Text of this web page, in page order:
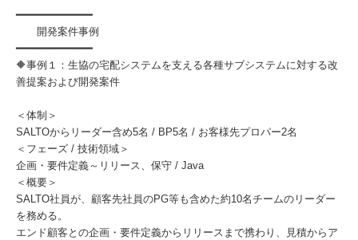
━━━━━━━━━━━━
開発案件事例
━━━━━━━━━━━━
🔶事例１：生協の宅配システムを支える各種サブシステムに対する改
善提案および開発案件
＜体制＞
SALTOからリーダー含め5名 / BP5名 / お客様先プロパー2名
＜フェーズ / 技術領域＞
企画・要件定義～リリース、保守 / Java
＜概要＞
SALTO社員が、顧客先社員のPG等も含めた約10名チームのリーダー
を務める。
エンド顧客との企画・要件定義からリリースまで携わり、見積からア